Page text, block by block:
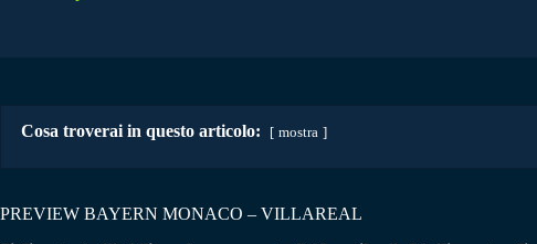
Cosa troverai in questo articolo: mostra
PREVIEW BAYERN MONACO – VILLAREAL